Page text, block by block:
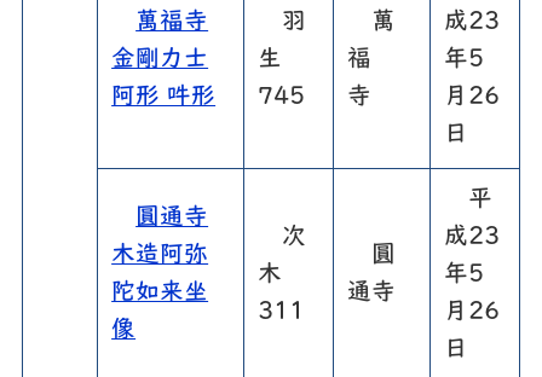
萬福寺
金剛力士
阿形 吽形
羽
生
745
萬
福
寺
成23
年5
月26
日
圓通寺
木造阿弥
陀如来坐
像
次
木
311
圓
通寺
平
成23
年5
月26
日